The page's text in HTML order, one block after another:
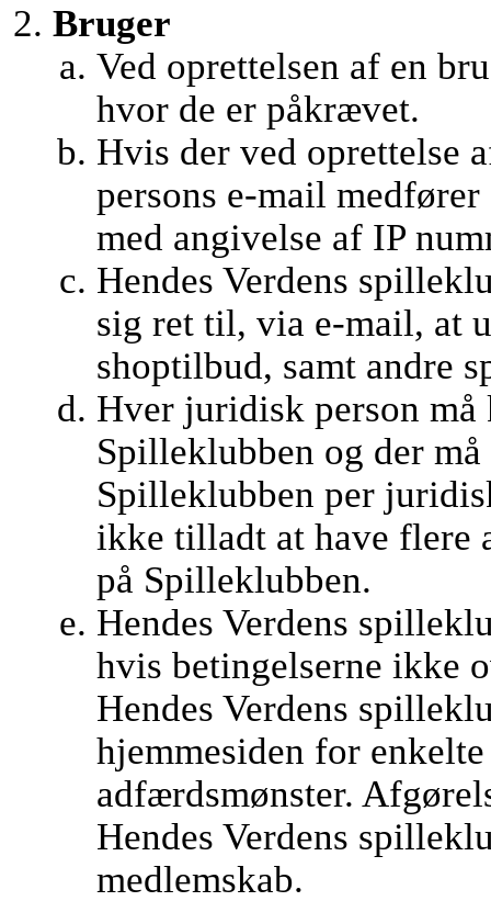
Bruger
Ved oprettelsen af en
hvor de er påkrævet.
Hvis der ved oprettelse
persons e-mail
med angivelse af IP
Hendes Verdens
sig ret til, via e-mail, at
shoptilbud, samt andre
Hver juridisk person må
Spilleklubben og der
Spilleklubben per
ikke tilladt at have flere
på Spilleklubben.
Hendes Verdens
hvis betingelserne ikke
Hendes Verdens
hjemmesiden for
adfærdsmønster.
Hendes Verdens
medlemskab.